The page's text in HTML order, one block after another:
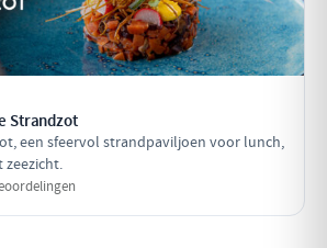
Strandzot
een sfeervol strandpaviljoen voor lunch,
zeezicht.